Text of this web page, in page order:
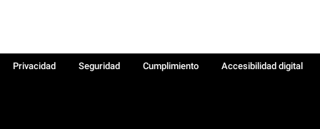
Privacidad Seguridad Cumplimiento
Accesibilidad digital